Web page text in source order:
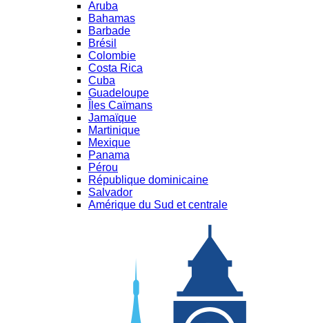
Aruba
Bahamas
Barbade
Brésil
Colombie
Costa Rica
Cuba
Guadeloupe
Îles Caïmans
Jamaïque
Martinique
Mexique
Panama
Pérou
République dominicaine
Salvador
Amérique du Sud et centrale